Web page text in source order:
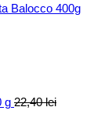
Balocco 400g
g 22,40lei